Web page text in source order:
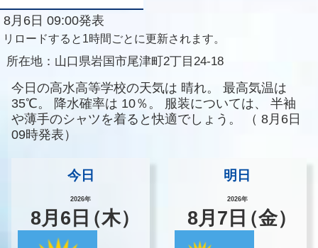
8月6日 09:00発表
リロードすると1時間ごとに更新されます。
所在地： 山口県岩国市尾津町2丁目24-18
今日の高水高等学校の天気は 晴れ。
最高気温は
35℃。
降水確率は 10％。 服装については、
半袖
や薄手のシャツを着ると快適でしょう。
（ 8月6日
09時発表）
今日
2026年
8月 6 日（木）
明日
2026年
8月 7 日（金）